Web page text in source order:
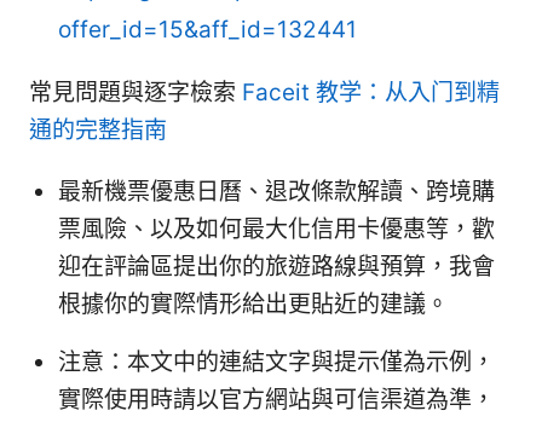
offer_id=15&aff_id=132441
常見問題與逐字檢索 Faceit 教学：从入门到精
通的完整指南
最新機票優惠日曆、退改條款解讀、跨境購
票風險、以及如何最大化信用卡優惠等，歡
迎在評論區提出你的旅遊路線與預算，我會
根據你的實際情形給出更貼近的建議。
注意：本文中的連結文字與提示僅為示例，
實際使用時請以官方網站與可信渠道為準，